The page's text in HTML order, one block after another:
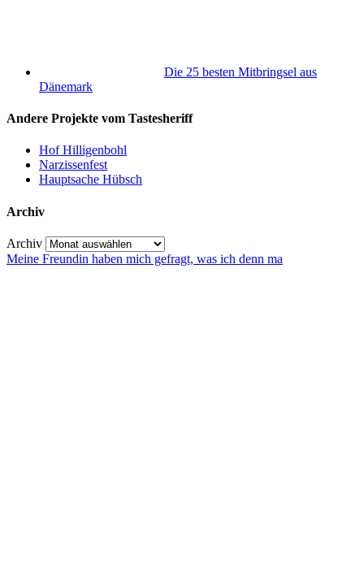
Die 25 besten Mitbringsel aus
Dänemark
Andere Projekte vom Tastesheriff
Hof Hilligenbohl
Narzissenfest
Hauptsache Hübsch
Archiv
Archiv
Meine Freundin haben mich gefragt, was ich denn ma